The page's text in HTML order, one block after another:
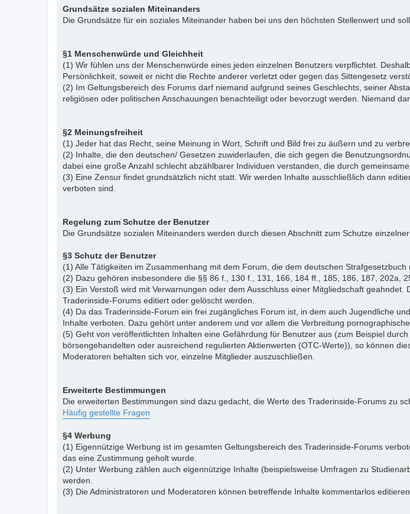
Grundsätze sozialen Miteinanders
Die Grundsätze für ein soziales Miteinander haben bei uns den höchsten Stellenwert und
§1 Menschenwürde und Gleichheit
(1) Wir fühlen uns der Menschenwürde eines jeden einzelnen Benutzers verpflichtet.
Persönlichkeit, soweit er nicht die Rechte anderer verletzt oder gegen das Sittengesetz
(2) Im Geltungsbereich des Forums darf niemand aufgrund seines Geschlechts, seiner
religiösen oder politischen Anschauungen benachteiligt oder bevorzugt werden. Niemand
§2 Meinungsfreiheit
(1) Jeder hat das Recht, seine Meinung in Wort, Schrift und Bild frei zu äußern und zu
(2) Inhalte, die den deutschen/ Gesetzen zuwiderlaufen, die sich gegen die
dabei eine große Anzahl schlecht abzählbarer Individuen verstanden, die durch
(3) Eine Zensur findet grundsätzlich nicht statt. Wir werden Inhalte ausschließlich dann
verboten sind.
Regelung zum Schutze der Benutzer
Die Grundsätze sozialen Miteinanders werden durch diesen Abschnitt zum Schutze
§3 Schutz der Benutzer
(1) Alle Tätigkeiten im Zusammenhang mit dem Forum, die dem deutschen
(2) Dazu gehören insbesondere die §§ 86 f., 130 f., 131, 166, 184 ff., 185, 186, 187, 202a,
(3) Ein Verstoß wird mit Verwarnungen oder dem Ausschluss einer Mitgliedschaft
Traderinside-Forums editiert oder gelöscht werden.
(4) Da das Traderinside-Forum ein frei zugängliches Forum ist, in dem auch Jugendliche
Inhalte verboten. Dazu gehört unter anderem und vor allem die Verbreitung
(5) Geht von veröffentlichten Inhalten eine Gefährdung für Benutzer aus (zum Beispiel
börsengehandelten oder ausreichend regulierten Aktienwerten (OTC-Werte)), so können
Moderatoren behalten sich vor, einzelne Mitglieder auszuschließen.
Erweiterte Bestimmungen
Die erweiterten Bestimmungen sind dazu gedacht, die Werte des Traderinside-Forums zu
Häufig gestellte Fragen
§4 Werbung
(1) Eigennützige Werbung ist im gesamten Geltungsbereich des Traderinside-Forums
das eine Zustimmung geholt wurde.
(2) Unter Werbung zählen auch eigennützige Inhalte (beispielsweise Umfragen zu
werden.
(3) Die Administratoren und Moderatoren können betreffende Inhalte kommentarlos